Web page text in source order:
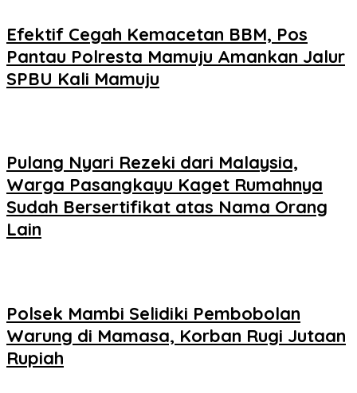
Efektif Cegah Kemacetan BBM, Pos
Pantau Polresta Mamuju Amankan Jalur
SPBU Kali Mamuju
Pulang Nyari Rezeki dari Malaysia,
Warga Pasangkayu Kaget Rumahnya
Sudah Bersertifikat atas Nama Orang
Lain
Polsek Mambi Selidiki Pembobolan
Warung di Mamasa, Korban Rugi Jutaan
Rupiah